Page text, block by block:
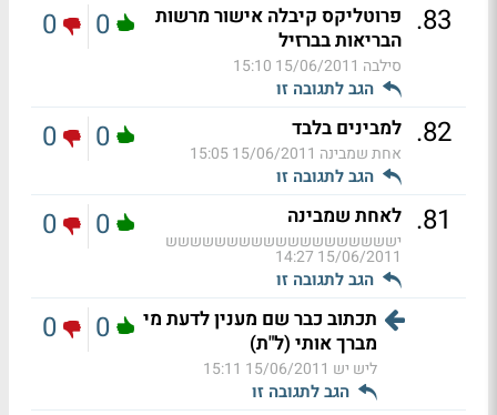
83
. פרוטליקס קיבלה אישור מרשות
הבריאות בברזיל
סילבה 15/06/2011 15:10
הגב לתגובה זו
0
0
82
. למבינים בלבד
אחת שמבינה 15/06/2011 15:05
הגב לתגובה זו
0
0
81
. לאחת שמבינה
יששששששששששששששששששש
15/06/2011 14:27
הגב לתגובה זו
0
0
תכתוב כבר שם מענין לדעת מי
מברך אותי (ל"ת)
ליש יש 15/06/2011 15:11
הגב לתגובה זו
0
0